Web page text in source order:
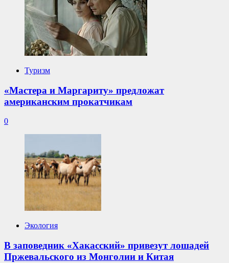
Туризм
«Мастера и Маргариту» предложат
американским прокатчикам
0
Экология
В заповедник «Хакасский» привезут лошадей
Пржевальского из Монголии и Китая